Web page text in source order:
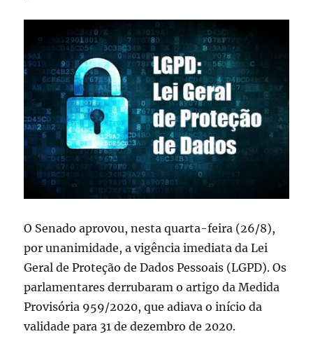
para
o
futuro
O Senado aprovou, nesta quarta-feira (26/8),
por unanimidade, a vigência imediata da Lei
Geral de Proteção de Dados Pessoais (LGPD). Os
parlamentares derrubaram o artigo da Medida
Provisória 959/2020, que adiava o início da
validade para 31 de dezembro de 2020.